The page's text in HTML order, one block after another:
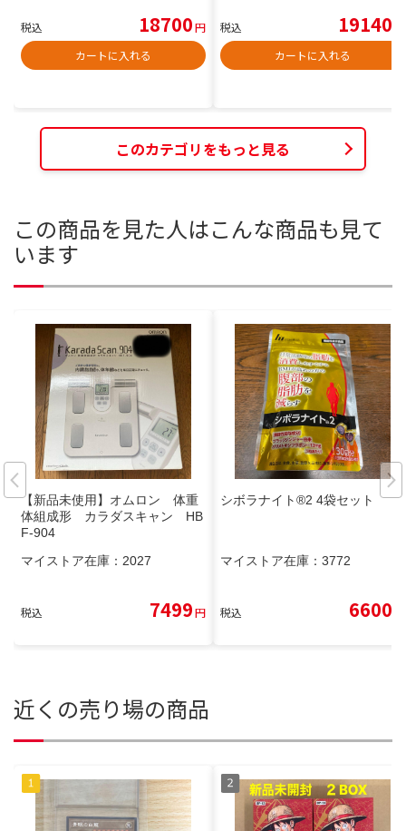
税込 18700円
カートに入れる
税込 19140
カートに入れる
このカテゴリをもっと見る
この商品を見た人はこんな商品も見て
います
【新品未使用】オムロン 体重
体組成形 カラダスキャン HB
F-904
マイストア在庫： 2027
税込 7499円
シボラナイト®2 4袋セット
マイストア在庫： 3772
税込 6600
近くの売り場の商品